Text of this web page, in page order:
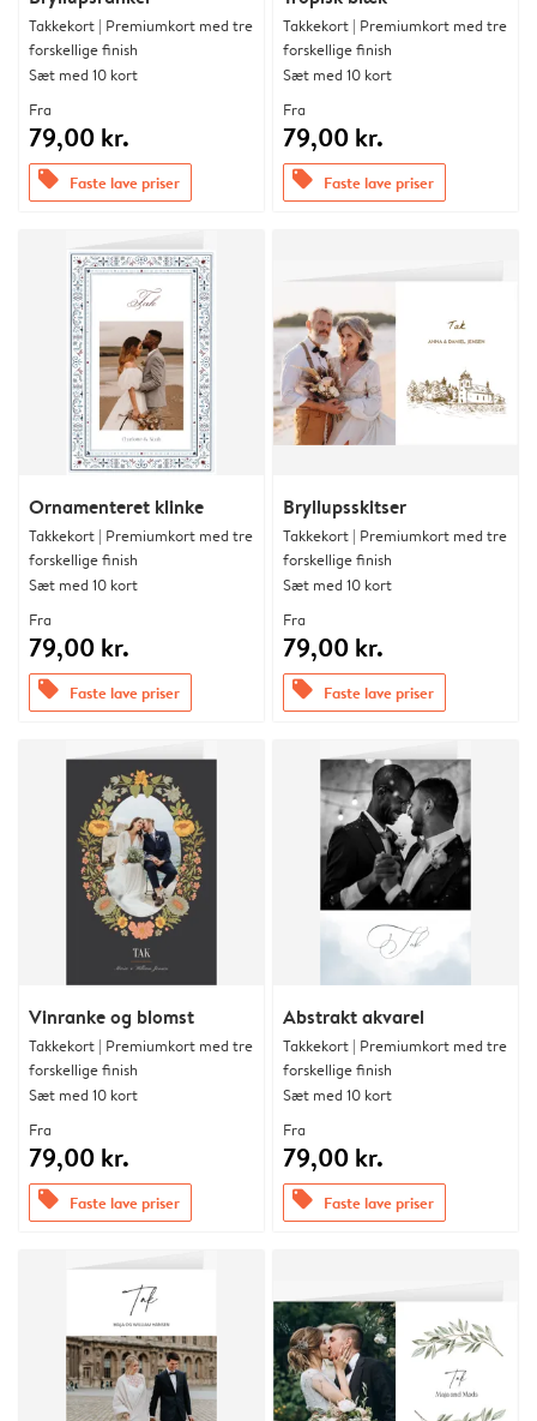
Takkekort | Premiumkort med tre
forskellige finish
Sæt med 10 kort
Fra
79,00 kr.
offers Faste lave priser
Takkekort | Premiumkort med tre
forskellige finish
Sæt med 10 kort
Fra
79,00 kr.
offers Faste lave priser
Ornamenteret klinke
Takkekort | Premiumkort med tre
forskellige finish
Sæt med 10 kort
Fra
79,00 kr.
offers Faste lave priser
Bryllupsskitser
Takkekort | Premiumkort med tre
forskellige finish
Sæt med 10 kort
Fra
79,00 kr.
offers Faste lave priser
Vinranke og blomst
Takkekort | Premiumkort med tre
forskellige finish
Sæt med 10 kort
Fra
79,00 kr.
offers Faste lave priser
Abstrakt akvarel
Takkekort | Premiumkort med tre
forskellige finish
Sæt med 10 kort
Fra
79,00 kr.
offers Faste lave priser